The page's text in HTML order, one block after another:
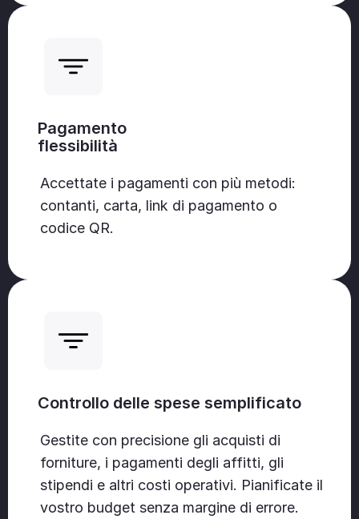
Pagamento
flessibilità
Accettate i pagamenti con più metodi:
contanti, carta, link di pagamento o
codice QR.
Controllo delle spese semplificato
Gestite con precisione gli acquisti di
forniture, i pagamenti degli affitti, gli
stipendi e altri costi operativi. Pianificate il
vostro budget senza margine di errore.